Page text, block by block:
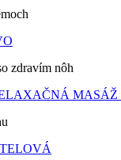
zdravím nôh
MASÁŽ